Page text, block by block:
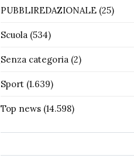
PUBBLIREDAZIONALE(25)
Scuola(534)
Senza categoria(2)
Sport(1.639)
Top news(14.598)